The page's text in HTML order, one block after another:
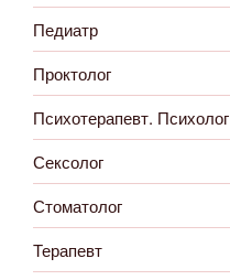
Педиатр
Проктолог
Психотерапевт. Психолог
Сексолог
Стоматолог
Терапевт